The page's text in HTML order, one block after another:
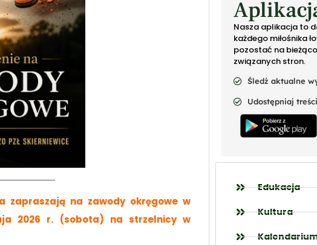
zapraszają na zawody okręgowe w
2026 r. (sobota) na strzelnicy w
Nasza aplikacja to
każdego miłośnika
pozostać na
związanych stron.
Śledź aktualne
Udostępniaj
Edukacja
Kultura